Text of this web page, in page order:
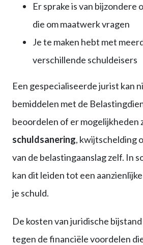
Er sprake is van bijzondere
die om maatwerk vragen
Je te maken hebt met
verschillende schuldeisers
Een gespecialiseerde jurist kan
bemiddelen met de
beoordelen of er mogelijkheden
schuldsanering, kwijtschelding
van de belastingaanslag zelf. In
kan dit leiden tot een
je schuld.
De kosten van juridische
tegen de financiële voordelen